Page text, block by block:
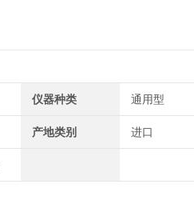
仪器种类 通用型
产地类别 进口